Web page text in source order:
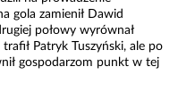
gola zamienił Dawid
połowy wyrównał
Patryk Tuszyński, ale po
gospodarzom punkt w tej